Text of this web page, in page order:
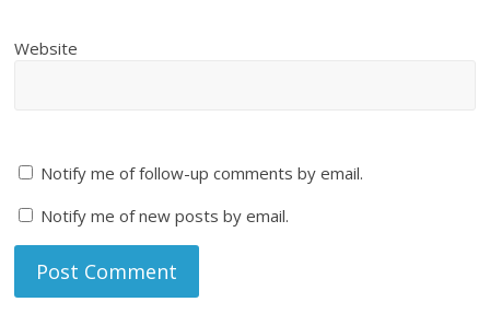
Website
Notify me of follow-up comments by email.
Notify me of new posts by email.